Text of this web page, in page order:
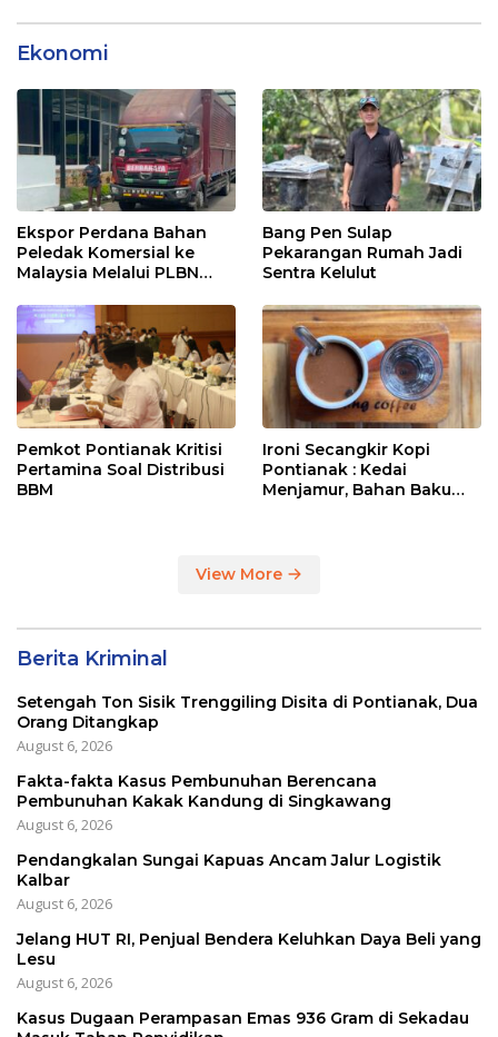
Ekonomi
Ekspor Perdana Bahan
Peledak Komersial ke
Malaysia Melalui PLBN
Bang Pen Sulap
Pekarangan Rumah Jadi
Sentra Kelulut
Pemkot Pontianak Kritisi
Pertamina Soal Distribusi
BBM
Ironi Secangkir Kopi
Pontianak : Kedai
Menjamur, Bahan Baku
View More
Berita Kriminal
Setengah Ton Sisik Trenggiling Disita di Pontianak, Dua
Orang Ditangkap
August 6, 2026
Fakta-fakta Kasus Pembunuhan Berencana
Pembunuhan Kakak Kandung di Singkawang
August 6, 2026
Pendangkalan Sungai Kapuas Ancam Jalur Logistik
Kalbar
August 6, 2026
Jelang HUT RI, Penjual Bendera Keluhkan Daya Beli yang
Lesu
August 6, 2026
Kasus Dugaan Perampasan Emas 936 Gram di Sekadau